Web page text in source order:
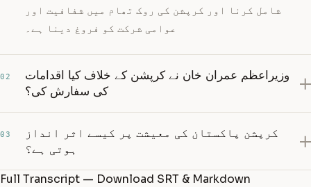
شامل کرنا اور کرپشن کی روک تھام میں شفافیت اور
عوامی شرکت کو فروغ دینا ہے۔
02
وزیراعظم عمران خان نے کرپشن کے خلاف کیا اقدامات
کی سفارش کی؟
03
کرپشن پاکستان کی معیشت پر کیسے اثر انداز
ہوتی ہے؟
Full Transcript — Download SRT & Markdown